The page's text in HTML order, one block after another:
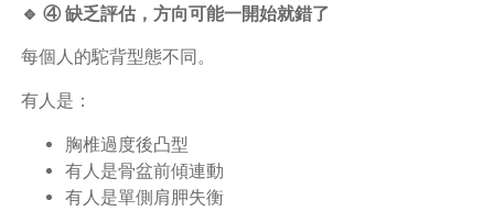
🔹 ④ 缺乏評估，方向可能一開始就錯了
每個人的駝背型態不同。
有人是：
胸椎過度後凸型
有人是骨盆前傾連動
有人是單側肩胛失衡